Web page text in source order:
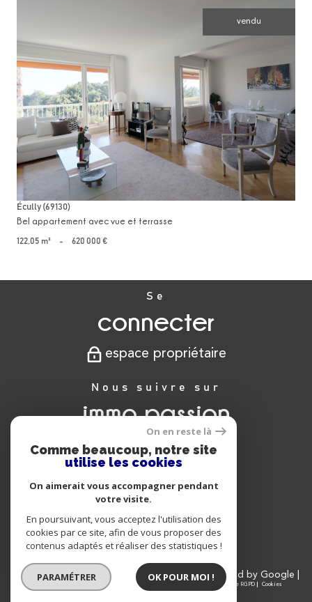
vendu
voir le bien
Écully (69130)
Bel appartement avec vue et terrasse
122,05 m² - 620 000 €
Se
connecter
espace propriétaire
Nous suivre sur
immo passion
Nous
adhérons
© 2026 | Tous droits réservés | Traduction powered by Google |
Mentions légales Politique RGPD Cookies
On en reste là
Comme beaucoup, notre site
utilise les cookies
On aimerait vous accompagner pendant
votre visite.
En poursuivant, vous acceptez l'utilisation des
cookies par ce site, afin de vous proposer des
contenus adaptés et réaliser des statistiques !
PARAMÉTRER OK POUR MOI !